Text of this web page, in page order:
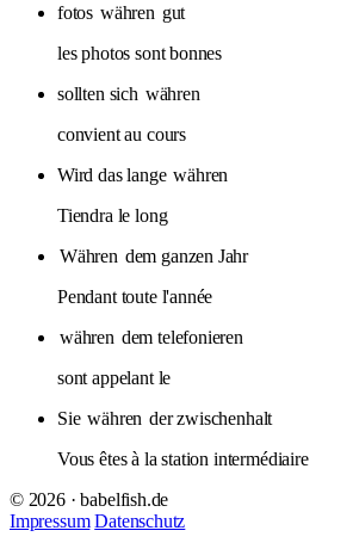
fotos währen gut
les photos sont bonnes
sollten sich währen
convient au cours
Wird das lange währen
Tiendra le long
Währen dem ganzen Jahr
Pendant toute l'année
währen dem telefonieren
sont appelant le
Sie währen der zwischenhalt
Vous êtes à la station intermédiaire
© 2026 · babelfish.de
Impressum Datenschutz